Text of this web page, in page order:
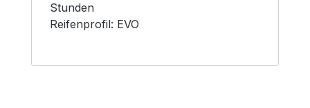
Stunden
Reifenprofil: EVO